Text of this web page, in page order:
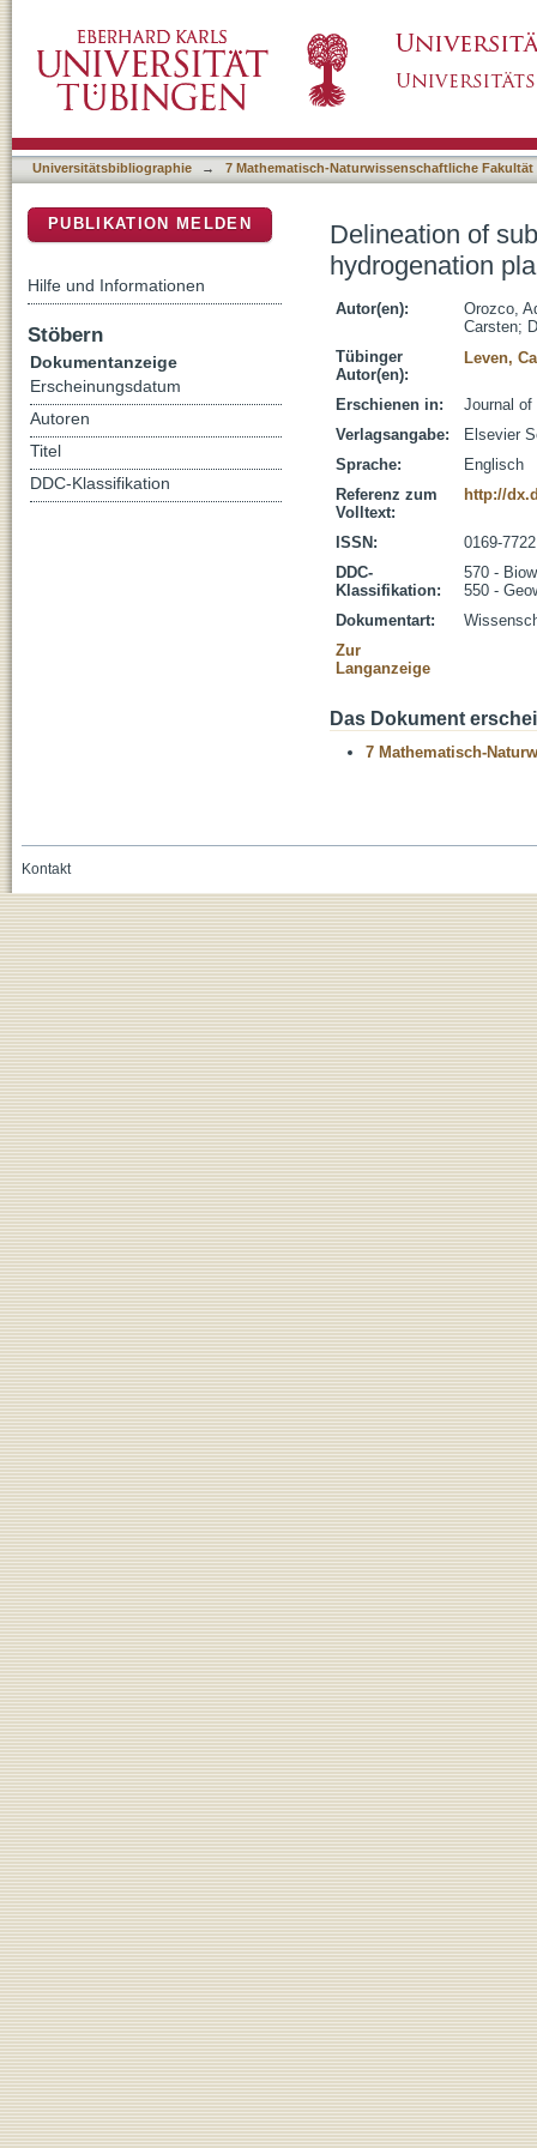
spectral induced polarization imaging
Universitätsbibliographie → 7 Mathematisch-Naturwissenschaftliche Fakultät
Delineation of
hydrogenation
Autor(en):
Orozco,
Carsten;
Tübinger
Autor(en):
Leven,
Erschienen in:
Journal of
Verlagsangabe:
Elsevier
Sprache:
Englisch
Referenz zum
Volltext:
http://
ISSN:
0169-7722
DDC-
Klassifikation:
570 -
550 -
Dokumentart:
Zur
Langanzeige
Das Dokument
7 Mathematisch-
PUBLIKATION MELDEN
Hilfe und Informationen
Stöbern
Dokumentanzeige
Erscheinungsdatum
Autoren
Titel
DDC-Klassifikation
Kontakt